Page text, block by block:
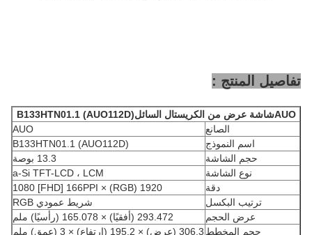
تفاصيل المنتج :
AUOشاشة عرض من الكريستال السائلB133HTN01.1 (AUO112D)
الصانع
AUO
اسم النموذج
B133HTN01.1 (AUO112D)
حجم الشاشة
13.3 بوصة
نوع الشاشة
a-Si TFT-LCD ، LCM
دقة
1920 (RGB) × 1080 [FHD] 166PPI
ترتيب البكسل
شريط عمودي RGB
عرض الحجم
293.472 (أفقيًا) × 165.078 (رأسيًا) ملم
حجم المخطط 306.3 (عرض) × 195.2 (ارتفاع) × 3 (عمق) ملم